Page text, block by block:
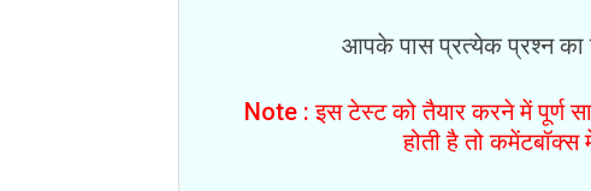
आपके पास प्रत्येक प्रश्न का
Note : इस टेस्ट को तैयार करने में पूर्ण
होती है तो